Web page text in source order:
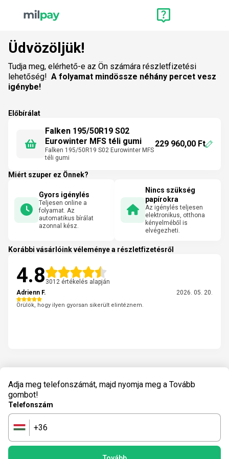
Üdvözöljük!
Tudja meg, elérhető-e az Ön számára részletfizetési
lehetőség! A folyamat mindössze néhány percet vesz
igénybe!
Előbírálat
Falken 195/50R19 S02
Eurowinter MFS téli gumi
Falken 195/50R19 S02 Eurowinter MFS
téli gumi
229 960,00 Ft
Miért szuper ez Önnek?
Gyors igénylés
Teljesen online a
folyamat. Az
automatikus bírálat
azonnal kész.
Nincs szükség
papírokra
Az igénylés teljesen
elektronikus, otthona
kényelméből is
elvégezheti.
Korábbi vásárlóink véleménye a részletfizetésről
4.8 3012 értékelés alapján
Adrienn F.
2026. 05. 20.
Örülök, hogy ilyen gyorsan sikerült elintéznem.
Adja meg telefonszámát, majd nyomja meg a Tovább
gombot!
Telefonszám
🇭🇺 +36